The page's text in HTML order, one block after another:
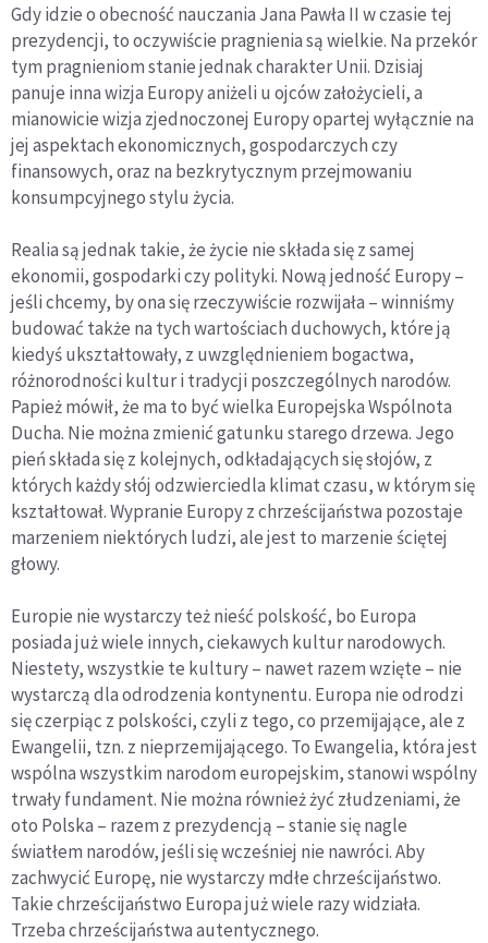
Gdy idzie o obecność nauczania Jana Pawła II w czasie tej
prezydencji, to oczywiście pragnienia są wielkie. Na przekór
tym pragnieniom stanie jednak charakter Unii. Dzisiaj
panuje inna wizja Europy aniżeli u ojców założycieli, a
mianowicie wizja zjednoczonej Europy opartej wyłącznie na
jej aspektach ekonomicznych, gospodarczych czy
finansowych, oraz na bezkrytycznym przejmowaniu
konsumpcyjnego stylu życia.
Realia są jednak takie, że życie nie składa się z samej
ekonomii, gospodarki czy polityki. Nową jedność Europy –
jeśli chcemy, by ona się rzeczywiście rozwijała – winniśmy
budować także na tych wartościach duchowych, które ją
kiedyś ukształtowały, z uwzględnieniem bogactwa,
różnorodności kultur i tradycji poszczególnych narodów.
Papież mówił, że ma to być wielka Europejska Wspólnota
Ducha. Nie można zmienić gatunku starego drzewa. Jego
pień składa się z kolejnych, odkładających się słojów, z
których każdy słój odzwierciedla klimat czasu, w którym się
kształtował. Wypranie Europy z chrześcijaństwa pozostaje
marzeniem niektórych ludzi, ale jest to marzenie ściętej
głowy.
Europie nie wystarczy też nieść polskość, bo Europa
posiada już wiele innych, ciekawych kultur narodowych.
Niestety, wszystkie te kultury – nawet razem wzięte – nie
wystarczą dla odrodzenia kontynentu. Europa nie odrodzi
się czerpiąc z polskości, czyli z tego, co przemijające, ale z
Ewangelii, tzn. z nieprzemijającego. To Ewangelia, która jest
wspólna wszystkim narodom europejskim, stanowi wspólny
trwały fundament. Nie można również żyć złudzeniami, że
oto Polska – razem z prezydencją – stanie się nagle
światłem narodów, jeśli się wcześniej nie nawróci. Aby
zachwycić Europę, nie wystarczy mdłe chrześcijaństwo.
Takie chrześcijaństwo Europa już wiele razy widziała.
Trzeba chrześcijaństwa autentycznego.